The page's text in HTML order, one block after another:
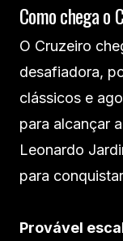
Como chega o
O Cruzeiro
desafiadora,
clássicos e
para alcançar
Leonardo
para
Provável